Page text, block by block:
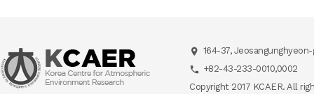
164-37,
+82-43-233-0010,0002
Copyright 2017 KCAER. All